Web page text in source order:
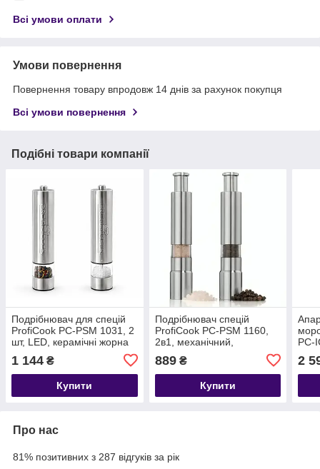
Всі умови оплати
Умови повернення
Повернення товару впродовж 14 днів за рахунок покупця
Всі умови повернення
Подібні товари компанії
Подрібнювач для спецій
ProfiCook PC-PSM 1031, 2
шт, LED, керамічні жорна
1 144 ₴
Купити
Подрібнювач спецій
ProfiCook PC-PSM 1160,
2в1, механічний,
889₴
Купити
PC-
мл,
2
Про нас
81% позитивних з 287 відгуків за рік